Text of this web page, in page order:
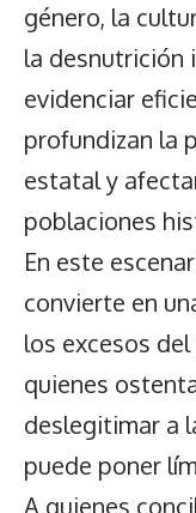
género, la
la desnutrición
evidenciar
profundizan la
estatal y
poblaciones
En este
convierte en
los excesos
quienes
deslegitimar a
puede poner
A quienes